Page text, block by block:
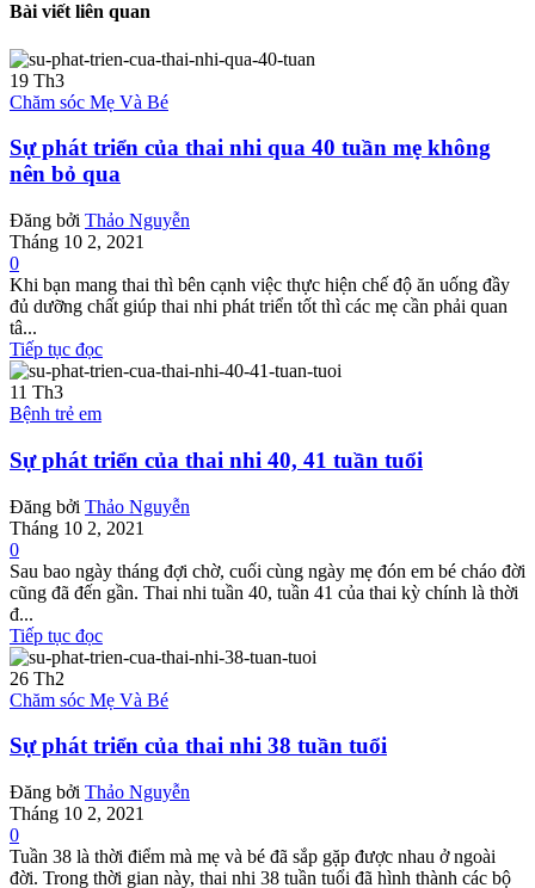
Bài viết liên quan
19 Th3
Chăm sóc Mẹ Và Bé
Sự phát triển của thai nhi qua 40 tuần mẹ không
nên bỏ qua
Đăng bởi Thảo Nguyễn
Tháng 10 2, 2021
0
Khi bạn mang thai thì bên cạnh việc thực hiện chế độ ăn uống đầy
đủ dưỡng chất giúp thai nhi phát triển tốt thì các mẹ cần phải quan
tâ...
Tiếp tục đọc
11 Th3
Bệnh trẻ em
Sự phát triển của thai nhi 40, 41 tuần tuổi
Đăng bởi Thảo Nguyễn
Tháng 10 2, 2021
0
Sau bao ngày tháng đợi chờ, cuối cùng ngày mẹ đón em bé cháo đời
cũng đã đến gần. Thai nhi tuần 40, tuần 41 của thai kỳ chính là thời
đ...
Tiếp tục đọc
26 Th2
Chăm sóc Mẹ Và Bé
Sự phát triển của thai nhi 38 tuần tuổi
Đăng bởi Thảo Nguyễn
Tháng 10 2, 2021
0
Tuần 38 là thời điểm mà mẹ và bé đã sắp gặp được nhau ở ngoài
đời. Trong thời gian này, thai nhi 38 tuần tuổi đã hình thành các bộ